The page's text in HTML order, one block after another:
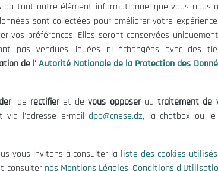
pour une économie nationale
de prévention de la création de monopoles
: l’expérience de la Chine
dans les marchés émergents
en Algérie : Etat des lieux et perspectives
contre les monopoles
law dynamics
ou tout autre élément informationnel que vous nous
sont collectées pour améliorer votre
vos préférences. Elles seront conservées
pas vendues, louées ni échangées avec des
de l' Autorité Nationale de la Protection des
, de rectifieret devous opposerautraitement de
via l'adresse e-mail dpo@cnese.dz, la chatbox ou
vous invitons à consulter la liste des cookies utilisés
consulter nos Mentions Légales, Conditions